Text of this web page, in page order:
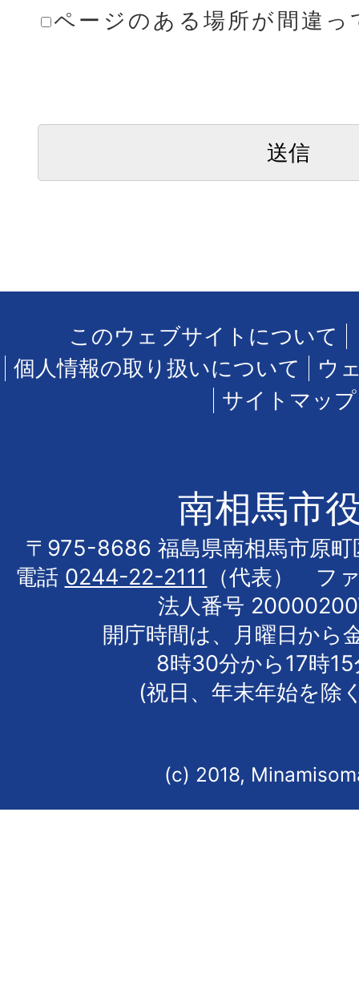
ページのある場所が間違っ
このウェブサイトについて
個人情報の取り扱いについて
ウ
サイトマップ
南相馬市
〒975-8686 福島県南相馬市原町
電話 0244-22-2111
（代表） フ
法人番号
開庁時間は、月曜日から
8時30分から17時
(祝日、年末年始を除
(c) 2018,